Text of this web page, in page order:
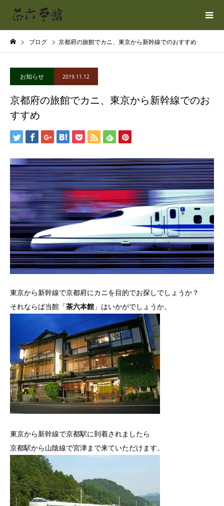
ブログ 京都府の旅館でカニ、東京から新幹線でのおすすめ
お知らせ 2019.11.12
京都府の旅館でカニ、東京から新幹線でのお
すすめ
東京から新幹線で京都府にカニを目的でお探しでしょうか？
それならば当館「茶六本館 」はいかがでしょうか。
東京から新幹線で京都駅に到着されましたら
京都駅から山陰線で宮津まで来ていただけます。